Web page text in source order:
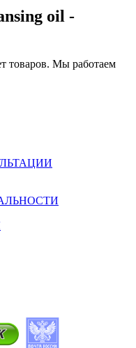
oil -
товаров. Мы работаем